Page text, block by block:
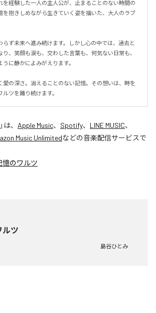
を経験した一人の主人公が、止まることのない時間の
を抱きしめながら生きていく姿を描いた、大人のラブ
らず未来へ進み続けます。しかし心の中では、過去と
、笑顔も涙も、交わした言葉も、何気ない日常も、
に静かによみがえります。
愛の深さ。消えることのない記憶。その想いは、時を
ツを踊り続けます。
」は、 Apple Music、 Spotify、 LINE MUSIC、
Music Unlimitedなどの音楽配信サービスで
憶のワルツ
ルツ
島谷ひとみ